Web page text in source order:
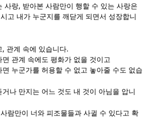
사랑, 받아본 사람만이 행할 수 있는 사랑은
고 내가 누군지를 깨닫게 되면서 성장합니
, 관계 속에 있습니다.
면 관계 속에도 평화가 없을 것이고
면 누군가를 허용할 수 없고 놓아줄 수도 없습
나 만지는 어느 것도 내 것이 아님을 압니
람만이 너와 피조물들과 사귈 수 있다고 확